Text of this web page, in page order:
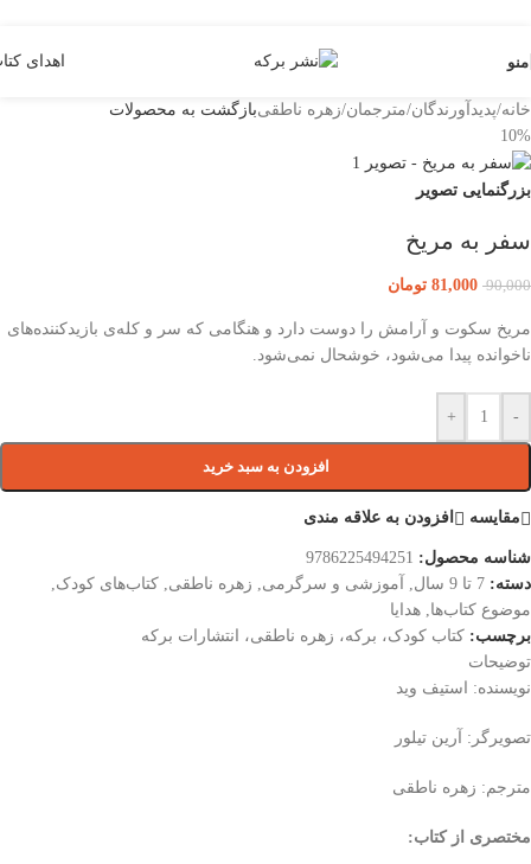
منو اهدای
خانه/پدیدآورندگان/مترجمان/زهره ناطقیبازگشت به محصولات
10%
بزرگنمایی تصویر
سفر به مریخ
90,000
81,000 تومان
مریخ سکوت و آرامش را دوست دارد و هنگامی که سر و کله‌ی بازیدکننده‌های
ناخوانده پیدا می‌شود، خوشحال نمی‌شود.
-
+
افزودن به سبد خرید
مقایسه افزودن به علاقه مندی
شناسه محصول: 9786225494251
دسته: 7 تا 9 سال آموزشی و سرگرمی زهره ناطقی کتاب‌های کودک
موضوع کتاب‌ها هدایا
برچسب: کتاب کودک، برکه، زهره ناطقی، انتشارات برکه
توضیحات
نویسنده: استیف وید
تصویرگر: آرین تیلور
مترجم: زهره ناطقی
مختصری از کتاب: